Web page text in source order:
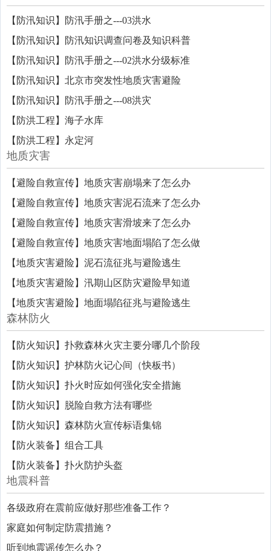
【防汛知识】防汛手册之---03洪水
【防汛知识】防汛知识调查问卷及知识科普
【防汛知识】防汛手册之---02洪水分级标准
【防汛知识】北京市突发性地质灾害避险
【防汛知识】防汛手册之---08洪灾
【防洪工程】海子水库
【防洪工程】永定河
地质灾害
【避险自救宣传】地质灾害崩塌来了怎么办
【避险自救宣传】地质灾害泥石流来了怎么办
【避险自救宣传】地质灾害滑坡来了怎么办
【避险自救宣传】地质灾害地面塌陷了怎么做
【地质灾害避险】泥石流征兆与避险逃生
【地质灾害避险】汛期山区防灾避险早知道
【地质灾害避险】地面塌陷征兆与避险逃生
森林防火
【防火知识】扑救森林火灾主要分哪几个阶段
【防火知识】护林防火记心间（快板书）
【防火知识】扑火时应如何强化安全措施
【防火知识】脱险自救方法有哪些
【防火知识】森林防火宣传标语集锦
【防火装备】组合工具
【防火装备】扑火防护头盔
地震科普
各级政府在震前应做好那些准备工作？
家庭如何制定防震措施？
听到地震谣传怎么办？